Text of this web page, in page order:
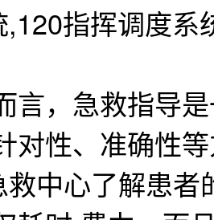
指挥调度
，急救指导是
对性、准确性
救中心了解患